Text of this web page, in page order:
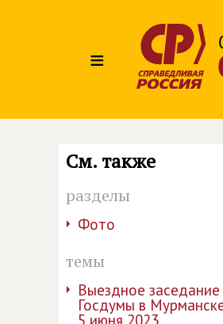
≡
См. также
разделы
Фото
темы
Выездное
Госдумы в
5 июня 2023